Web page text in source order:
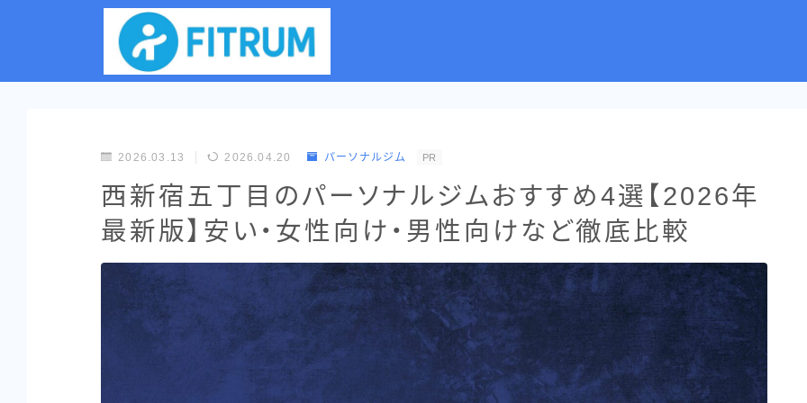
2026.03.13 2026.04.20 パーソナルジム PR
西新宿五丁目のパーソナルジムおすすめ4選【2026年
最新版】安い・女性向け・男性向けなど徹底比較